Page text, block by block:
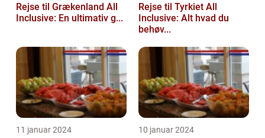
Rejse til Grækenland All
Inclusive: En ultimativ g...
Rejse til Tyrkiet All
Inclusive: Alt hvad du
behøv...
11 januar 2024 10 januar 2024